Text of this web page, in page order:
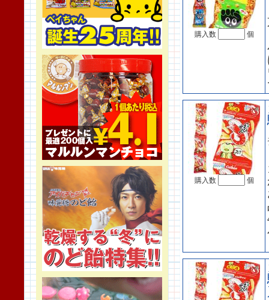
購入数 個
購入数 個